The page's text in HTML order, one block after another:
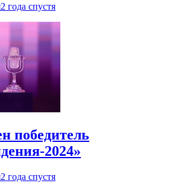
2 года спустя
победитель
2024»
2 года спустя